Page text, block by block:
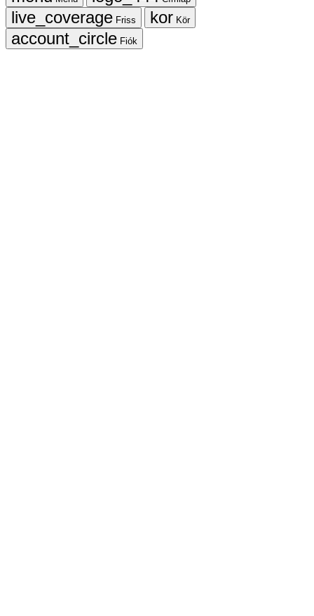
Friss
Kör
Fiók